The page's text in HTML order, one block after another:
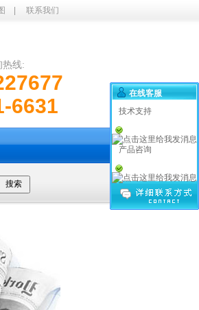
联系我们
热线:
6631
在线客服
技术支持
产品咨询